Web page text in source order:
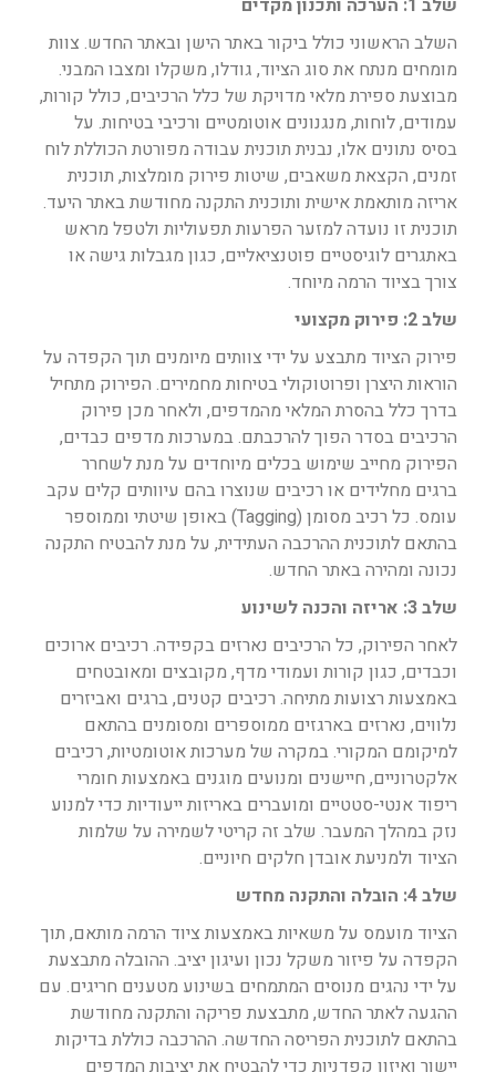
שלב 1: הערכה ותכנון מקדים
השלב הראשוני כולל ביקור באתר הישן ובאתר החדש. צוות
מומחים מנתח את סוג הציוד, גודלו, משקלו ומצבו המבני.
מבוצעת ספירת מלאי מדויקת של כלל הרכיבים, כולל קורות,
עמודים, לוחות, מנגנונים אוטומטיים ורכיבי בטיחות. על
בסיס נתונים אלו, נבנית תוכנית עבודה מפורטת הכוללת לוח
זמנים, הקצאת משאבים, שיטות פירוק מומלצות, תוכנית
אריזה מותאמת אישית ותוכנית התקנה מחודשת באתר היעד.
תוכנית זו נועדה למזער הפרעות תפעוליות ולטפל מראש
באתגרים לוגיסטיים פוטנציאליים, כגון מגבלות גישה או
צורך בציוד הרמה מיוחד.
שלב 2: פירוק מקצועי
פירוק הציוד מתבצע על ידי צוותים מיומנים תוך הקפדה על
הוראות היצרן ופרוטוקולי בטיחות מחמירים. הפירוק מתחיל
בדרך כלל בהסרת המלאי מהמדפים, ולאחר מכן פירוק
הרכיבים בסדר הפוך להרכבתם. במערכות מדפים כבדים,
הפירוק מחייב שימוש בכלים מיוחדים על מנת לשחרר
ברגים מחלידים או רכיבים שנוצרו בהם עיוותים קלים עקב
עומס. כל רכיב מסומן (Tagging) באופן שיטתי וממוספר
בהתאם לתוכנית ההרכבה העתידית, על מנת להבטיח התקנה
נכונה ומהירה באתר החדש.
שלב 3: אריזה והכנה לשינוע
לאחר הפירוק, כל הרכיבים נארזים בקפידה. רכיבים ארוכים
וכבדים, כגון קורות ועמודי מדף, מקובצים ומאובטחים
באמצעות רצועות מתיחה. רכיבים קטנים, ברגים ואביזרים
נלווים, נארזים בארגזים ממוספרים ומסומנים בהתאם
למיקומם המקורי. במקרה של מערכות אוטומטיות, רכיבים
אלקטרוניים, חיישנים ומנועים מוגנים באמצעות חומרי
ריפוד אנטי-סטטיים ומועברים באריזות ייעודיות כדי למנוע
נזק במהלך המעבר. שלב זה קריטי לשמירה על שלמות
הציוד ולמניעת אובדן חלקים חיוניים.
שלב 4: הובלה והתקנה מחדש
הציוד מועמס על משאיות באמצעות ציוד הרמה מותאם, תוך
הקפדה על פיזור משקל נכון ועיגון יציב. ההובלה מתבצעת
על ידי נהגים מנוסים המתמחים בשינוע מטענים חריגים. עם
ההגעה לאתר החדש, מתבצעת פריקה והתקנה מחודשת
בהתאם לתוכנית הפריסה החדשה. ההרכבה כוללת בדיקות
יישור ואיזון קפדניות כדי להבטיח את יציבות המדפים